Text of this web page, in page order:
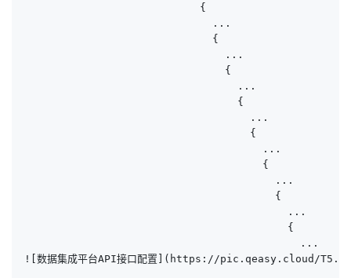
                            {
                              ...
                              {
                                ...
                                {
                                  ...
                                  {
                                    ...
                                    {
                                      ...
                                      {
                                        ...
                                        {
                                          ...
                                          {
                                            ...
![数据集成平台API接口配置](https://pic.qeasy.cloud/